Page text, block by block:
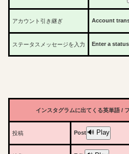
アカウント引き継ぎ Account
ステータスメッセージを入力 Enter a
インスタグラムに出てくる英単語 /
投稿 Post 🔊 Play